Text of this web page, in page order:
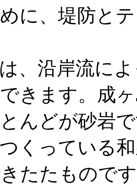
に、堤防と
、沿岸流に
きます。成
んどが砂岩
くっている
たたもので